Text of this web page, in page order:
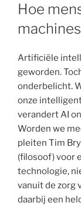
Hoe
Artificiële
geworden.
onderbelicht.
onze
verandert AI
Worden we
pleiten Tim
(filosoof) voor
technologie,
vanuit de zorg
daarbij een